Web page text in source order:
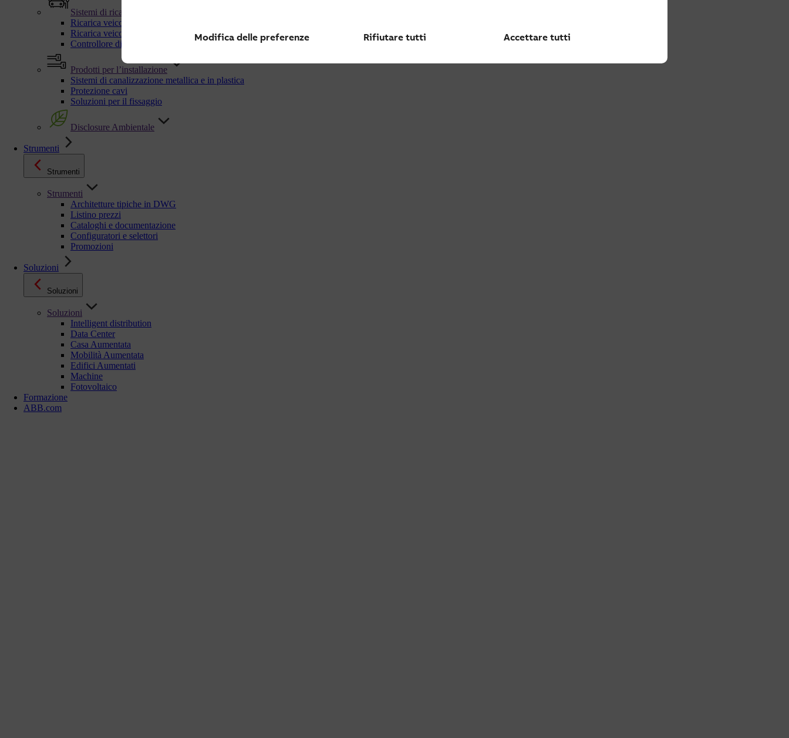
Modifica delle preferenze Rifiutare tutti Accettare tutti
Sistemi di ricarica
Ricarica veicoli elettrici in AC
Ricarica veicoli elettrici in DC
Controllore dinamico di carichi C-Kit
Prodotti per l’installazione
Sistemi di canalizzazione metallica e in plastica
Protezione cavi
Soluzioni per il fissaggio
Disclosure Ambientale
Strumenti
Strumenti
Strumenti
Architetture tipiche in DWG
Listino prezzi
Cataloghi e documentazione
Configuratori e selettori
Promozioni
Soluzioni
Soluzioni
Soluzioni
Intelligent distribution
Data Center
Casa Aumentata
Mobilità Aumentata
Edifici Aumentati
Machine
Fotovoltaico
Formazione
ABB.com